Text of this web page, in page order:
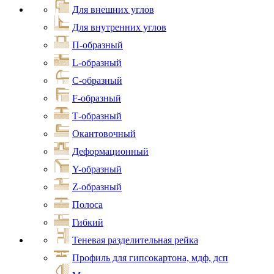
Для внешних углов
Для внутренних углов
П-образный
L-образный
С-образный
F-образный
Т-образный
Окантовочный
Деформационный
Y-образный
Z-образный
Полоса
Гибкий
Теневая разделительная рейка
Профиль для гипсокартона, мдф, дсп